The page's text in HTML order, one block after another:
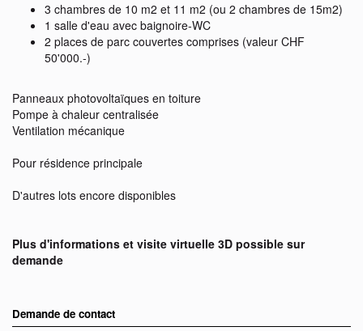
3 chambres de 10 m2 et 11 m2 (ou 2 chambres de 15m2)
1 salle d'eau avec baignoire-WC
2 places de parc couvertes comprises (valeur CHF
50'000.-)
Panneaux photovoltaïques en toiture
Pompe à chaleur centralisée
Ventilation mécanique
Pour résidence principale
D'autres lots encore disponibles
Plus d'informations et visite virtuelle 3D possible sur
demande
Demande de contact